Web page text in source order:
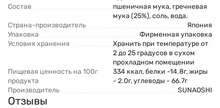
Состав
пшеничная мука, гречневая
мука (25%), соль, вода.
Страна-производитель
Япония
Упаковка
Фирменная упаковка
Условия хранения
Хранить при температуре от
2 до 25 градусов в сухом
прохладном помещении
Пищевая ценность на 100г
продукта
334 ккал, белки -14.8г, жиры
- 2.0г, углеводы - 66.7г
Производитель
SUNAOSHI
Отзывы